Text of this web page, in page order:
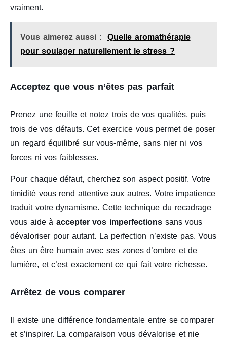
vraiment.
Vous aimerez aussi :
Quelle aromathérapie
pour soulager naturellement le stress ?
Acceptez que vous n’êtes pas parfait
Prenez une feuille et notez trois de vos qualités, puis
trois de vos défauts. Cet exercice vous permet de poser
un regard équilibré sur vous-même, sans nier ni vos
forces ni vos faiblesses.
Pour chaque défaut, cherchez son aspect positif. Votre
timidité vous rend attentive aux autres. Votre impatience
traduit votre dynamisme. Cette technique du recadrage
vous aide à accepter vos imperfections sans vous
dévaloriser pour autant. La perfection n’existe pas. Vous
êtes un être humain avec ses zones d’ombre et de
lumière, et c’est exactement ce qui fait votre richesse.
Arrêtez de vous comparer
Il existe une différence fondamentale entre se comparer
et s’inspirer. La comparaison vous dévalorise et nie